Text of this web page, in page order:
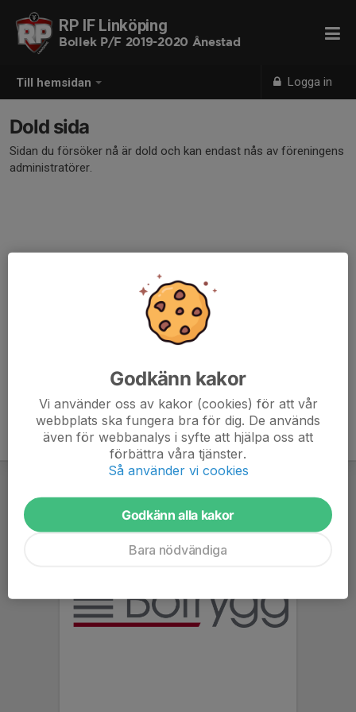
Till hemsidan Logga in
RP IF Linköping
Bollek P/F 2019-2020 Ånestad
Dold sida
Sidan du försöker nå är dold och kan endast nås av föreningens
administratörer.
Godkänn kakor
Vi använder oss av kakor (cookies) för att vår
webbplats ska fungera bra för dig. De används
även för webbanalys i syfte att hjälpa oss att
förbättra våra tjänster.
Så använder vi cookies
Godkänn alla kakor
Bara nödvändiga